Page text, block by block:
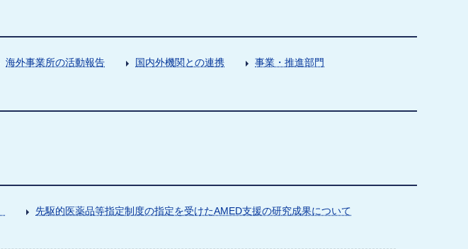
海外事業所の活動報告 国内外機関との連携 事業・推進部門
先駆的医薬品等指定制度の指定を受けたAMED支援の研究成果について